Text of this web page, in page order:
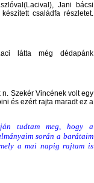
Jani bácsi
családfa részletet.
látta még dédapánk
Szekér Vincének volt egy
és ezért rajta maradt ez a
tudtam meg, hogy a
során a barátaim
a mai napig rajtam is